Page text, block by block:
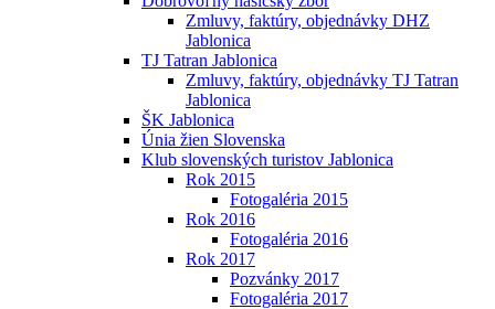
Zmluvy, faktúry, objednávky DHZ
Jablonica
TJ Tatran Jablonica
Zmluvy, faktúry, objednávky TJ Tatran
Jablonica
ŠK Jablonica
Únia žien Slovenska
Klub slovenských turistov Jablonica
Rok 2015
Fotogaléria 2015
Rok 2016
Fotogaléria 2016
Rok 2017
Pozvánky 2017
Fotogaléria 2017